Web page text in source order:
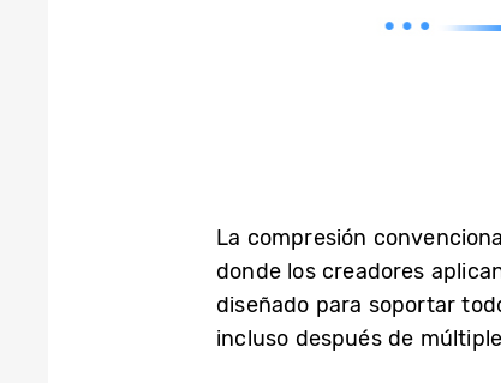
La compresión
donde los creadores
diseñado para soportar
incluso después de